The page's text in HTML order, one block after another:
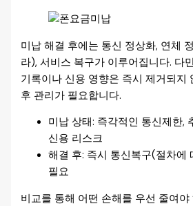
미납 해결 후에는 통신 정상화, 연체
라), 서비스 복구가 이루어집니다. 다
기록이나 신용 영향은 즉시 제거되지
후 관리가 필요합니다.
미납 상태: 즉각적인 통신제한,
신용 리스크
해결 후: 즉시 통신복구(절차에
필요
비교를 통해 어떤 손해를 우선 줄여